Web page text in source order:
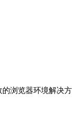
浏览器环境解决方